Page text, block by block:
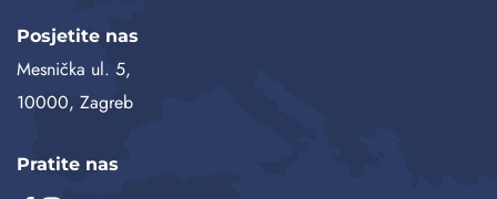
Posjetite nas
Mesnička ul. 5,
10000, Zagreb
Pratite nas